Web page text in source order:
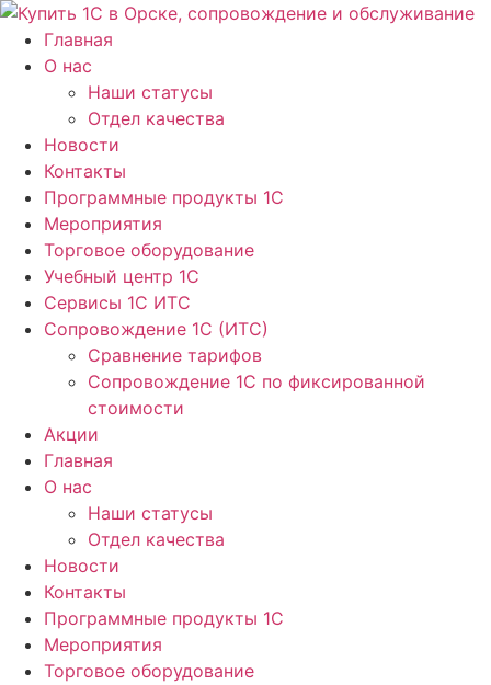
Перейти
содержимому
Главная
О нас
Наши статусы
Отдел качества
Новости
Контакты
Программные продукты 1C
Мероприятия
Торговое оборудование
Учебный центр 1C
Сервисы 1C ИТС
Сопровождение 1С (ИТС)
Сравнение тарифов
Сопровождение 1С по фиксированной
стоимости
Акции
Главная
О нас
Наши статусы
Отдел качества
Новости
Контакты
Программные продукты 1C
Мероприятия
Торговое оборудование